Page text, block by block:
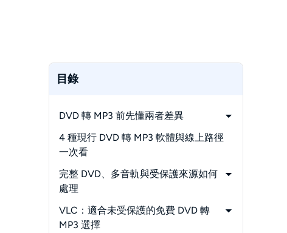
目錄
DVD 轉 MP3 前先懂兩者差異
- 哪些光碟內容適合轉成 MP3
- 實體 DVD 與 VOB 檔的差別
4 種現行 DVD 轉 MP3 軟體與線上路徑
一次看
完整 DVD、多音軌與受保護來源如何
處理
-
DVDFab DVD Ripper 操作步驟
VLC：適合未受保護的免費 DVD 轉
MP3 選擇